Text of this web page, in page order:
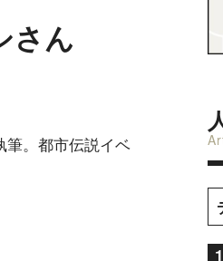
さん
筆。都市伝説イベ